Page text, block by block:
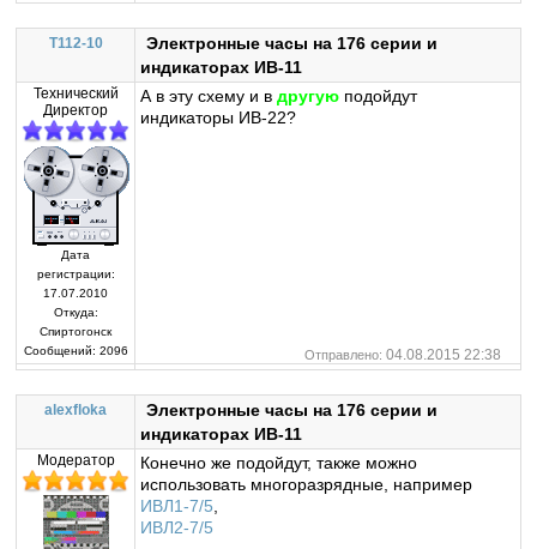
T112-10
Электронные часы на 176 серии и
индикаторах ИВ-11
Технический
Директор
Дата
регистрации:
17.07.2010
Откуда:
Спиртогонск
Сообщений: 2096
А в эту схему и вдругую подойдут
индикаторы ИВ-22?
Отправлено: 04.08.2015 22:38
alexfloka
Электронные часы на 176 серии и
индикаторах ИВ-11
Модератор
Конечно же подойдут, также можно
использовать многоразрядные, например
ИВЛ1-7/5
ИВЛ2-7/5